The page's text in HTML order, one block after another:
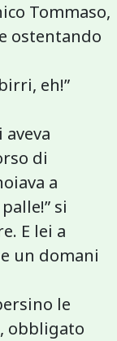
Tommaso,
ostentando
eh!”
di
a
si
E lei a
un domani
le
obbligato